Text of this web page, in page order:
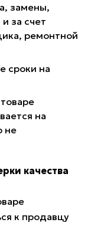
замены,
за счет
ремонтной
сроки на
на
не
качества
к продавцу